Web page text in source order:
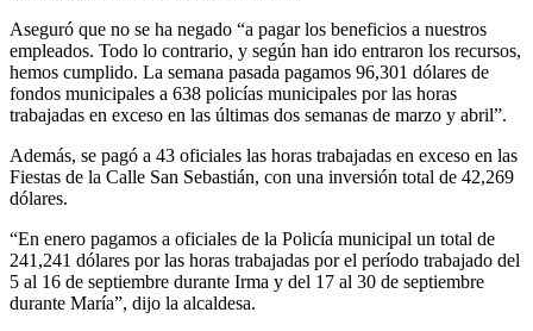
Aseguró que no se ha negado “a pagar los beneficios a nuestros
empleados. Todo lo contrario, y según han ido entraron los recursos,
hemos cumplido. La semana pasada pagamos 96,301 dólares de
fondos municipales a 638 policías municipales por las horas
trabajadas en exceso en las últimas dos semanas de marzo y abril”.
Además, se pagó a 43 oficiales las horas trabajadas en exceso en las
Fiestas de la Calle San Sebastián, con una inversión total de 42,269
dólares.
“En enero pagamos a oficiales de la Policía municipal un total de
241,241 dólares por las horas trabajadas por el período trabajado del
5 al 16 de septiembre durante Irma y del 17 al 30 de septiembre
durante María”, dijo la alcaldesa.